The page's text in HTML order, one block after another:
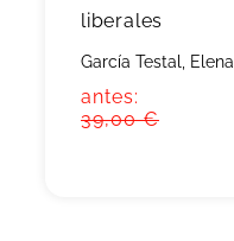
liberales
García Testal, Elena
antes:
39,00 €